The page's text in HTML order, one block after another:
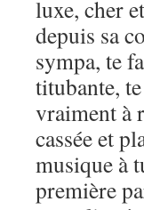
luxe, cher
depuis sa
sympa, te
titubante,
vraiment à
cassée et
musique à
première